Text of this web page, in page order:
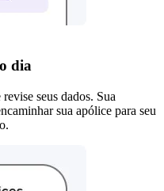
dia
seus dados. Sua
sua apólice para seu